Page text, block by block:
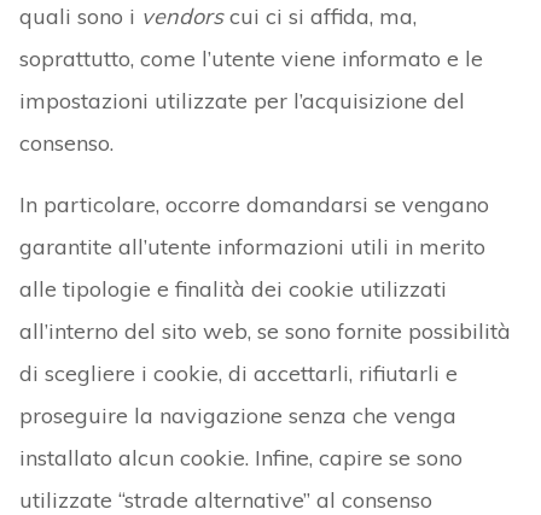
quali sono i vendorscui ci si affida, ma,
soprattutto, come l’utente viene informato e le
impostazioni utilizzate per l’acquisizione del
consenso.
In particolare, occorre domandarsi se vengano
garantite all’utente informazioni utili in merito
alle tipologie e finalità dei cookie utilizzati
all’interno del sito web, se sono fornite possibilità
di scegliere i cookie, di accettarli, rifiutarli e
proseguire la navigazione senza che venga
installato alcun cookie. Infine, capire se sono
utilizzate “strade alternative” al consenso